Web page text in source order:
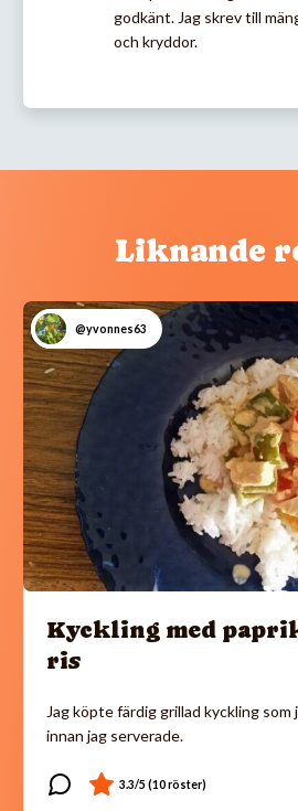
godkänt. Jag skrev till
och kryddor.
Liknande
@yvonnes63
Kyckling med
ris
Jag köpte färdig grillad kyckling som
innan jag serverade.